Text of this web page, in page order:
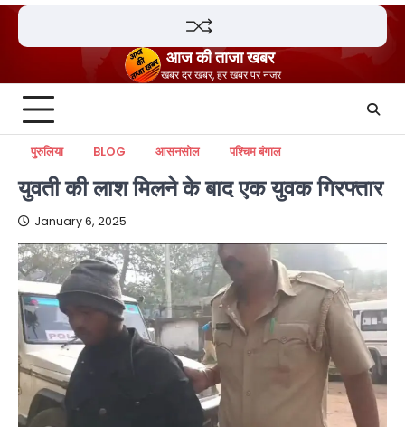
Skip
content
आज की ताजा खबर
खबर दर खबर, हर खबर पर नजर
पुरुलिया BLOG आसनसोल पश्चिम बंगाल
युवती की लाश मिलने के बाद एक युवक गिरफ्तार
January 6, 2025